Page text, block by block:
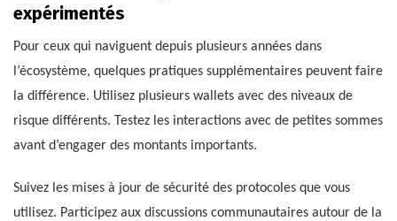
expérimentés
Pour ceux qui naviguent depuis plusieurs années dans
l’écosystème, quelques pratiques supplémentaires peuvent faire
la différence. Utilisez plusieurs wallets avec des niveaux de
risque différents. Testez les interactions avec de petites sommes
avant d’engager des montants importants.
Suivez les mises à jour de sécurité des protocoles que vous
utilisez. Participez aux discussions communautaires autour de la